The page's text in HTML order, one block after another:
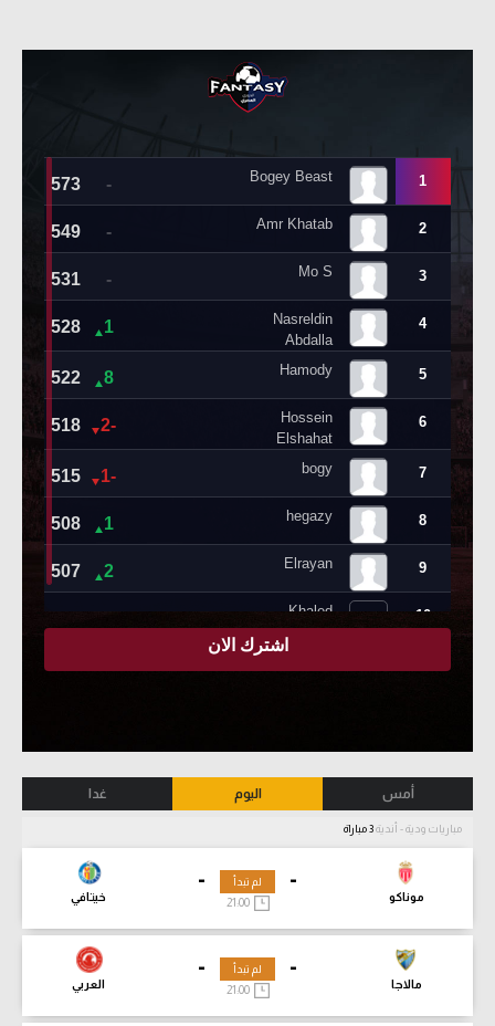
أمس اليوم غدا
مباريات ودية - أندية
-
موناكو
-
خيتافي
لم تبدأ
21:00
-
مالاجا
-
العربي
لم تبدأ
21:00